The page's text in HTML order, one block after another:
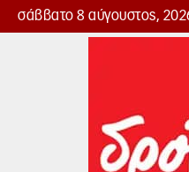
σάββατο 8 αύγουστος,
Δρόμος